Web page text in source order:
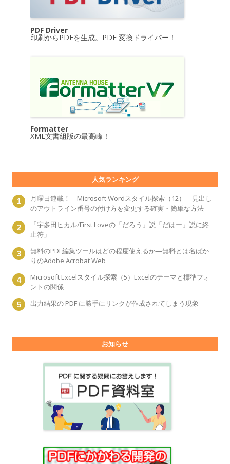
PDF Driver
印刷からPDFを生成。PDF 変換ドライバー！
Formatter
XML文書組版の最高峰！
人気ランキング
月曜日連載！ Microsoft Wordスタイル探索（12）―見出し
のアウトライン番号の付け方を変更する確実・簡単な方法
「宇多田ヒカル/First Loveの「だろう」説「だはー」説に終
止符」
無料のPDF編集ツールはどの程度使えるか―無料とは名ばか
りのAdobe Acrobat Web
Microsoft Excelスタイル探索（5）Excelのテーマと標準フォ
ントの関係
出力結果の PDF に勝手にリンクが作成されてしまう現象
お知らせ